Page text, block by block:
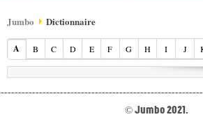
Jumbo Dictionnaire
A B C D E F G H I J
© Jumbo 2021.